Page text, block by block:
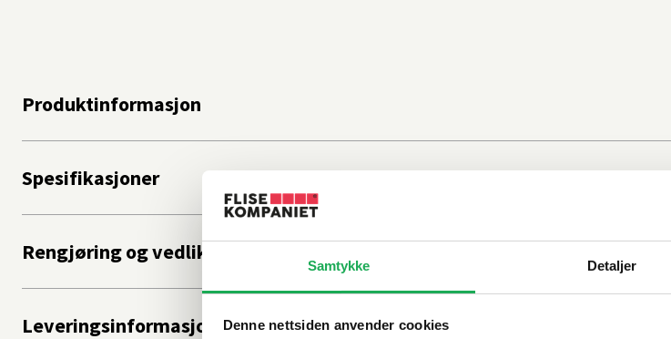
Samtykke Detaljer
Denne nettsiden anvender cookies
Produktinformasjon
Spesifikasjoner
Rengjøring og vedlikehold
Leveringsinformasjon